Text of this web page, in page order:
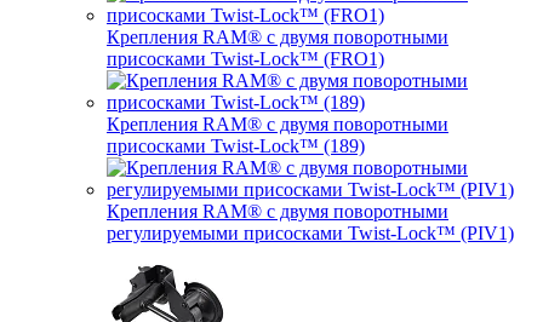
Крепления RAM® с двумя поворотными
присосками Twist-Lock™ (FRO1)
Крепления RAM® с двумя поворотными
присосками Twist-Lock™ (189)
Крепления RAM® с двумя поворотными
регулируемыми присосками Twist-Lock™ (PIV1)